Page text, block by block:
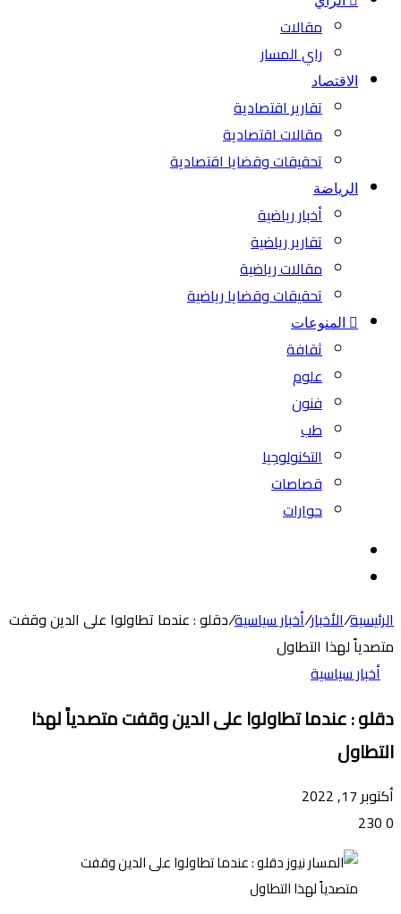
مقالات
راي المسار
الاقتصاد
تقارير اقتصادية
مقالات اقتصادية
تحقيقات وقضايا اقتصادية
الرياضة
أخبار رياضية
تقارير رياضية
مقالات رياضية
تحقيقات وقضايا رياضية
المنوعات
ثقافة
علوم
فنون
طب
التكنولوجيا
قصاصات
حوارات
الرئيسية/الأخبار/أخبار سياسية/دقلو : عندما تطاولوا على الدين وقفت
متصدياََ لهذا التطاول
أخبار سياسية
دقلو : عندما تطاولوا على الدين وقفت متصدياََ لهذا
التطاول
أكتوبر 17, 2022
0